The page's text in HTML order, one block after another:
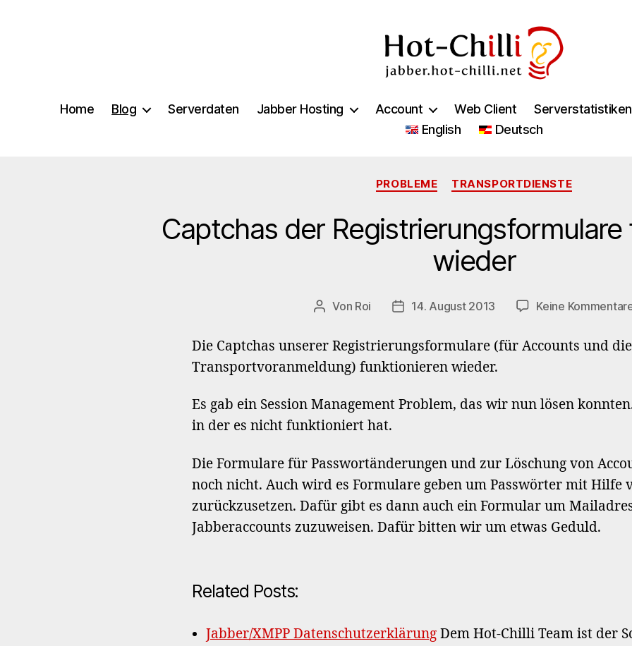
chilli.net
Home Blog Serverdaten Jabber Hosting Account Web Client Serverstatistiken
English
Deutsch
Kategorien
PROBLEME TRANSPORTDIENSTE
Captchas der
wieder
Beitragsautor
Von Roi Veröffentlichungsdatum
14. August 2013 Keine
Die Captchas unserer Registrierungsformulare (für Accounts und die
Transportvoranmeldung) funktionieren wieder.
Es gab ein Session Management Problem, das wir nun lösen
in der es nicht funktioniert hat.
Die Formulare für Passwortänderungen und zur Löschung von
noch nicht. Auch wird es Formulare geben um Passwörter mit Hilfe
zurückzusetzen. Dafür gibt es dann auch ein Formular um
Jabberaccounts zuzuweisen. Dafür bitten wir um etwas Geduld.
Related Posts:
Jabber/XMPP Datenschutzerklärung Dem Hot-Chilli Team ist der